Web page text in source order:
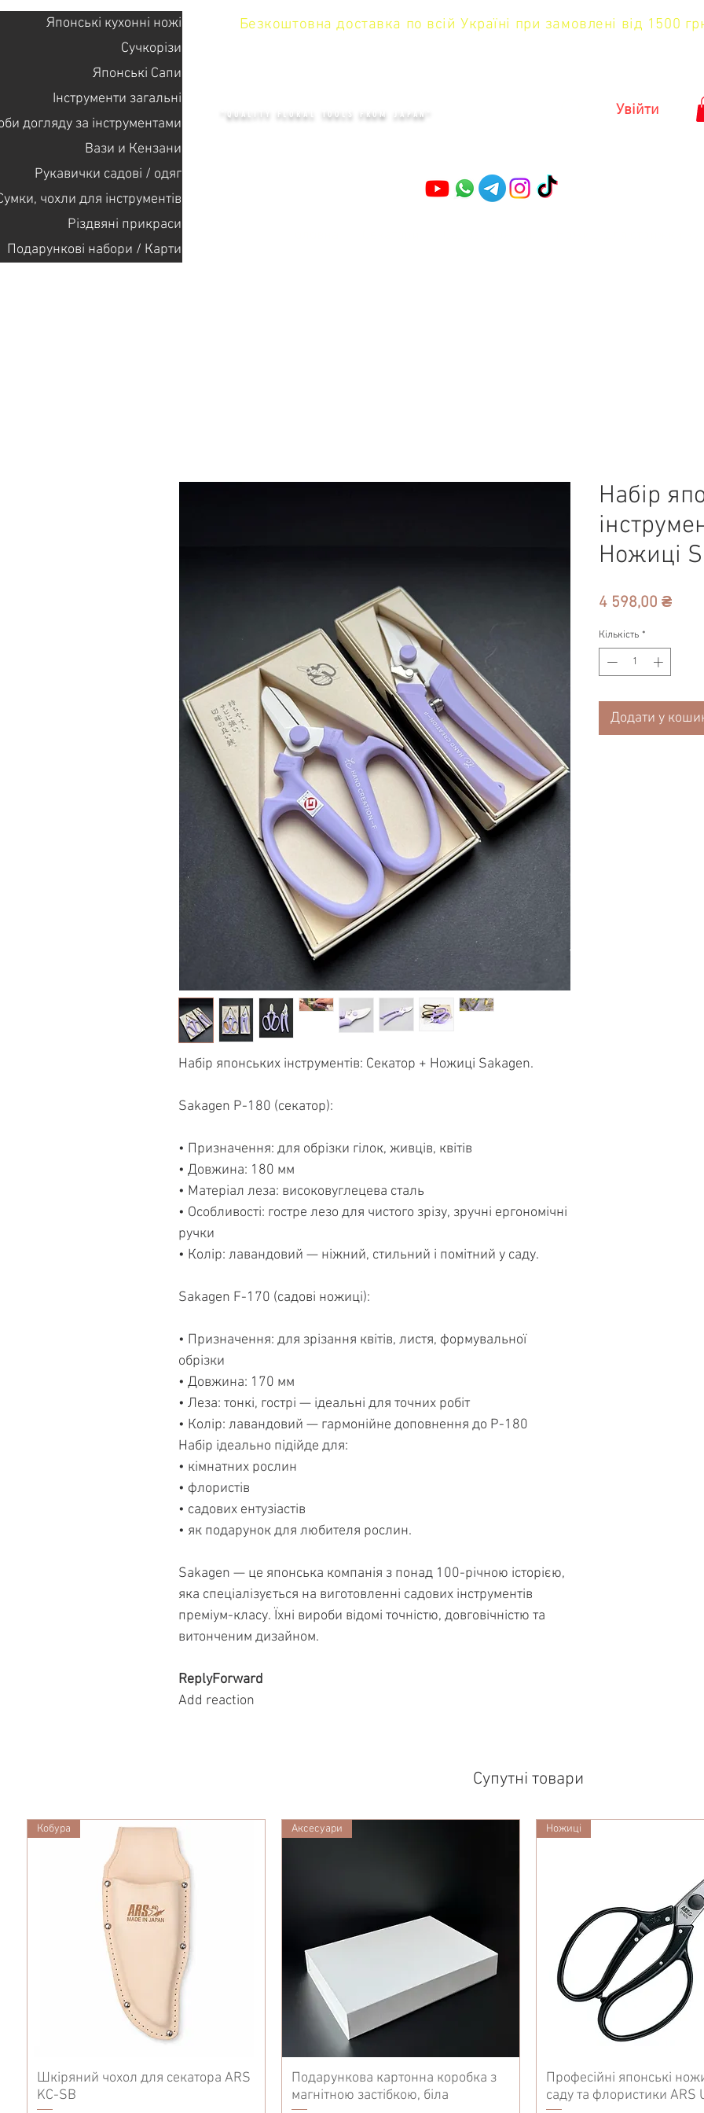
Японські кухонні ножі
Сучкорізи
Японські Сапи
Інструменти загальні
догляду за інструментами
Вази и Кензани
Рукавички садові / одяг
чохли для інструментів
Різдвяні прикраси
Подарункові набори / Карти
Безкоштовна доставка по всій Україні при замовлені від 1500
"QUALITY FLORAL TOOLS FROM JAPAN" Увійти
Набір японських інструментів: Секатор + Ножиці Sakagen.
Sakagen P-180 (секатор):
• Призначення: для обрізки гілок, живців, квітів
• Довжина: 180 мм
• Матеріал леза: високовуглецева сталь
• Особливості: гостре лезо для чистого зрізу, зручні ергономічні
ручки
• Колір: лавандовий — ніжний, стильний і помітний у саду.
Sakagen F-170 (садові ножиці):
• Призначення: для зрізання квітів, листя, формувальної
обрізки
• Довжина: 170 мм
• Леза: тонкі, гострі — ідеальні для точних робіт
• Колір: лавандовий — гармонійне доповнення до P-180
Набір ідеально підійде для:
• кімнатних рослин
• флористів
• садових ентузіастів
• як подарунок для любителя рослин.
Sakagen — це японська компанія з понад 100-річною історією,
яка спеціалізується на виготовленні садових інструментів
преміум-класу. Їхні вироби відомі точністю, довговічністю та
витонченим дизайном.
ReplyForward
Add reaction
Набір
Ножиці
4 598,00 ₴Ціна
Кількість *
Додати у
Супутні товари
Кобура
Шкіряний чохол для секатора ARS
KC-SB
Аксесуари
Подарункова картонна коробка з
магнітною застібкою, біла
Ножиці
Професійні японські
саду та флористики ARS